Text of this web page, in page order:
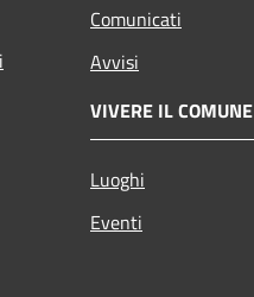
Comunicati
Avvisi
VIVERE IL COMUNE
Luoghi
Eventi